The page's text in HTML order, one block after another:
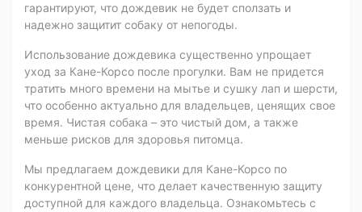
гарантируют, что дождевик не будет сползать и
надежно защитит собаку от непогоды.
Использование дождевика существенно упрощает
уход за Кане-Корсо после прогулки. Вам не придется
тратить много времени на мытье и сушку лап и шерсти,
что особенно актуально для владельцев, ценящих свое
время. Чистая собака – это чистый дом, а также
меньше рисков для здоровья питомца.
Мы предлагаем дождевики для Кане-Корсо по
конкурентной цене, что делает качественную защиту
доступной для каждого владельца. Ознакомьтесь с